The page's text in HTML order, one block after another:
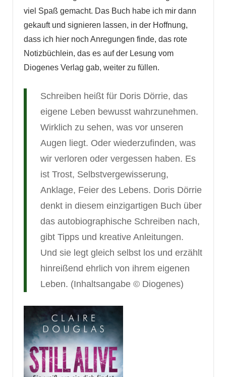
viel Spaß gemacht. Das Buch habe ich mir dann
gekauft und signieren lassen, in der Hoffnung,
dass ich hier noch Anregungen finde, das rote
Notizbüchlein, das es auf der Lesung vom
Diogenes Verlag gab, weiter zu füllen.
Schreiben heißt für Doris Dörrie, das
eigene Leben bewusst wahrzunehmen.
Wirklich zu sehen, was vor unseren
Augen liegt. Oder wiederzufinden, was
wir verloren oder vergessen haben. Es
ist Trost, Selbstvergewisserung,
Anklage, Feier des Lebens. Doris Dörrie
denkt in diesem einzigartigen Buch über
das autobiographische Schreiben nach,
gibt Tipps und kreative Anleitungen.
Und sie legt gleich selbst los und erzählt
hinreißend ehrlich von ihrem eigenen
Leben. (Inhaltsangabe © Diogenes)